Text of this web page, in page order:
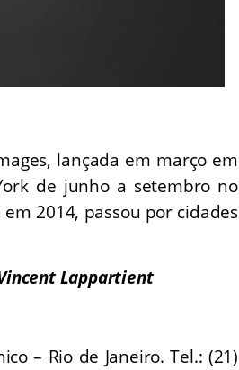
lançada em março em
de junho a setembro no
2014, passou por cidades
Lappartient
– Rio de Janeiro. Tel.: (21)